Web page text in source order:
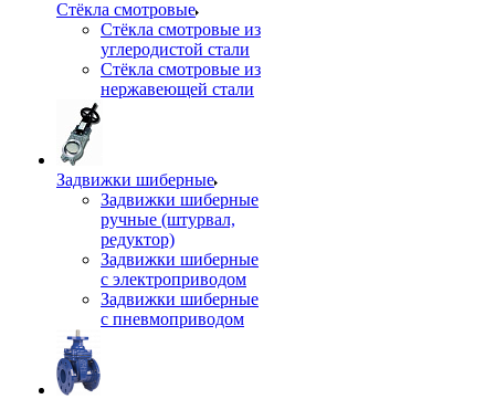
Стёкла смотровые
Стёкла смотровые из
углеродистой стали
Стёкла смотровые из
нержавеющей стали
Задвижки шиберные
Задвижки шиберные
ручные (штурвал,
редуктор)
Задвижки шиберные
с электроприводом
Задвижки шиберные
с пневмоприводом